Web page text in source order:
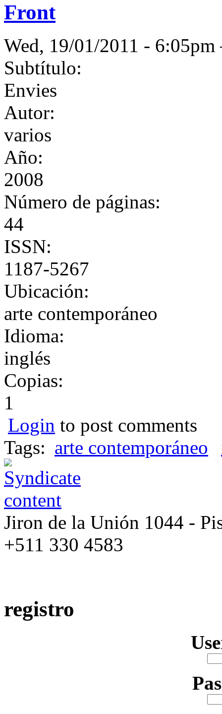
Front
Wed, 19/01/2011 -
Subtítulo:
Envies
Autor:
varios
Año:
2008
Número de páginas:
44
ISSN:
1187-5267
Ubicación:
arte contemporáneo
Idioma:
inglés
Copias:
1
Login to post comments
Tags: arte contemporáneo
Jiron de la Unión 1044 -
+511 330 4583
registro